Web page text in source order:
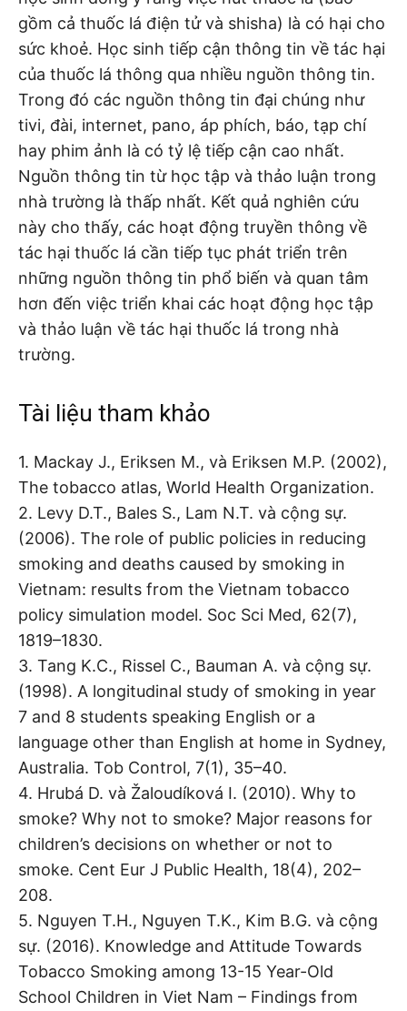
gồm cả thuốc lá điện tử và shisha) là có hại cho
sức khoẻ. Học sinh tiếp cận thông tin về tác hại
của thuốc lá thông qua nhiều nguồn thông tin.
Trong đó các nguồn thông tin đại chúng như
tivi, đài, internet, pano, áp phích, báo, tạp chí
hay phim ảnh là có tỷ lệ tiếp cận cao nhất.
Nguồn thông tin từ học tập và thảo luận trong
nhà trường là thấp nhất. Kết quả nghiên cứu
này cho thấy, các hoạt động truyền thông về
tác hại thuốc lá cần tiếp tục phát triển trên
những nguồn thông tin phổ biến và quan tâm
hơn đến việc triển khai các hoạt động học tập
và thảo luận về tác hại thuốc lá trong nhà
trường.
Tài liệu tham khảo
1. Mackay J., Eriksen M., và Eriksen M.P. (2002),
The tobacco atlas, World Health Organization.
2. Levy D.T., Bales S., Lam N.T. và cộng sự.
(2006). The role of public policies in reducing
smoking and deaths caused by smoking in
Vietnam: results from the Vietnam tobacco
policy simulation model. Soc Sci Med, 62(7),
1819–1830.
3. Tang K.C., Rissel C., Bauman A. và cộng sự.
(1998). A longitudinal study of smoking in year
7 and 8 students speaking English or a
language other than English at home in Sydney,
Australia. Tob Control, 7(1), 35–40.
4. Hrubá D. và Žaloudíková I. (2010). Why to
smoke? Why not to smoke? Major reasons for
children’s decisions on whether or not to
smoke. Cent Eur J Public Health, 18(4), 202–
208.
5. Nguyen T.H., Nguyen T.K., Kim B.G. và cộng
sự. (2016). Knowledge and Attitude Towards
Tobacco Smoking among 13-15 Year-Old
School Children in Viet Nam – Findings from